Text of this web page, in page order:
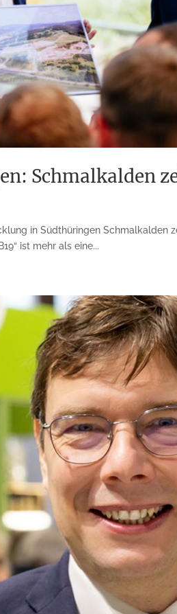
Schmalkalden
in Südthüringen Schmalkalden
ist mehr als eine...